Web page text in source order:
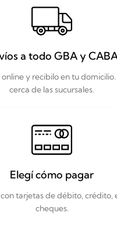
a todo GBA y
y recibilo en tu
cerca de las sucursales.
Elegí cómo pagar
tarjetas de débito, crédito,
cheques.